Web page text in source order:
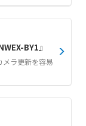
BY1』
ラ更新を容易